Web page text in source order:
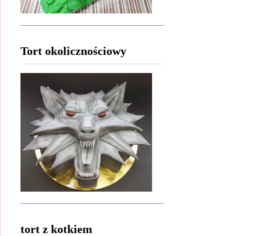
Tort okolicznościowy
tort z kotkiem